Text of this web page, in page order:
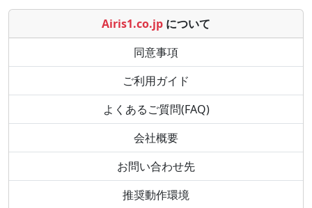
Airis1.co.jp について
同意事項
ご利用ガイド
よくあるご質問(FAQ)
会社概要
お問い合わせ先
推奨動作環境